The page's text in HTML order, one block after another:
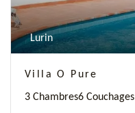
Lurin
Villa O Pure
3 Chambres6 Couchages